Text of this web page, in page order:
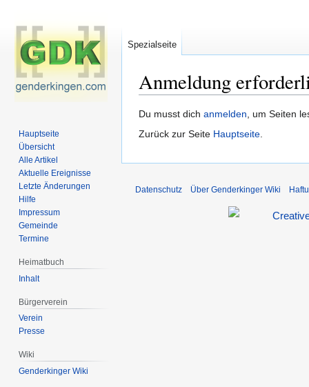
Anmeldung
Zur
Navigation
Zur
Suche
Du musst dich anmelden, um Seiten
Zurück zur Seite Hauptseite.
Spezialseite
Hauptseite
Übersicht
Alle Artikel
Aktuelle Ereignisse
Letzte Änderungen
Hilfe
Impressum
Gemeinde
Termine
Heimatbuch
Inhalt
Bürgerverein
Verein
Presse
Wiki
Genderkinger Wiki
Datenschutz Über Genderkinger Wiki